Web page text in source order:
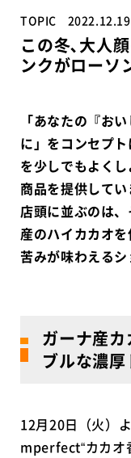
TOPIC 2022.12.19
この冬､大人
ンクがローソ
「あなたの『お
に」をコンセプ
を少しでもよく
商品を提供して
店頭に並ぶのは
産のハイカカオ
苦みが味わえる
ガーナ産
ブルな濃厚
12月20日（火）
mperfect“カカオ